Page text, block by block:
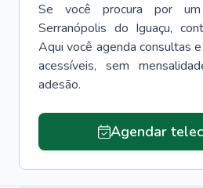
Se você procura por um
Serranópolis do Iguaçu,
Aqui você agenda consultas
acessíveis, sem
adesão.
Agendar